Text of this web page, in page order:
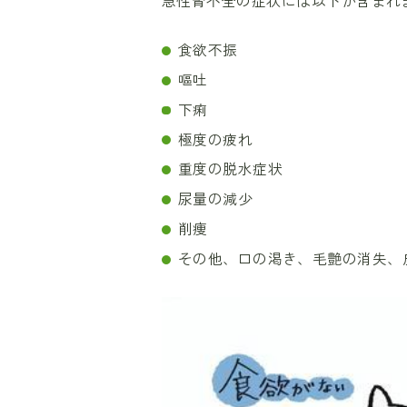
食欲不振
嘔吐
下痢
極度の疲れ
重度の脱水症状
尿量の減少
削痩
その他、口の渇き、毛艶の消失